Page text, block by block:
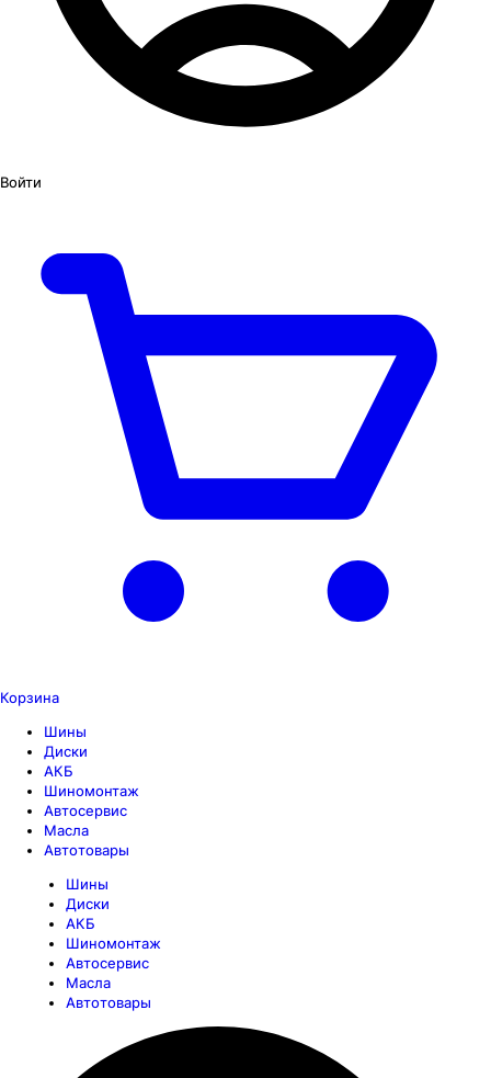
Войти
Корзина
Шины
Диски
АКБ
Шиномонтаж
Автосервис
Масла
Автотовары
Шины
Диски
АКБ
Шиномонтаж
Автосервис
Масла
Автотовары